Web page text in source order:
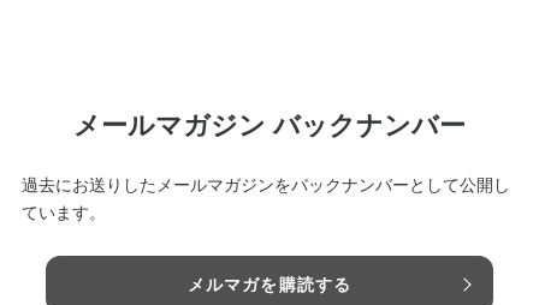
メールマガジン バックナンバー
過去にお送りしたメールマガジンをバックナンバーとして公開し
ています。
メルマガを購読する